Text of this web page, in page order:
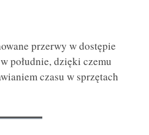
przerwy w dostępie
południe, dzięki czemu
czasu w sprzętach